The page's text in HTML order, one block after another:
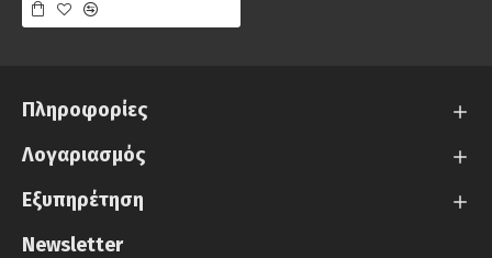
Πληροφορίες
Λογαριασμός
Εξυπηρέτηση
Newsletter